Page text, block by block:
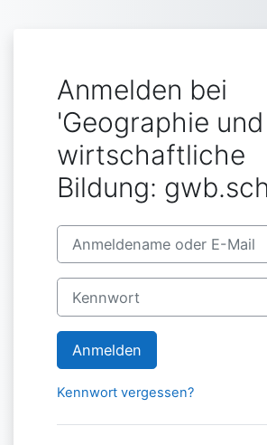
Anmelden bei
'Geographie und
wirtschaftliche
Bildung:
Anmeldename oder E-Mail
Kennwort
Anmelden
Kennwort vergessen?